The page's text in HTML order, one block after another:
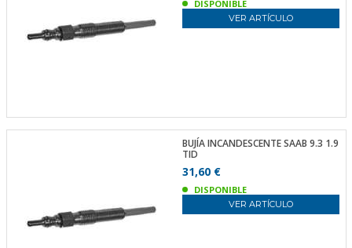
DISPONIBLE
VER ARTÍCULO
BUJÍA INCANDESCENTE SAAB 9.3 1.9
TID
31,60 €
DISPONIBLE
VER ARTÍCULO